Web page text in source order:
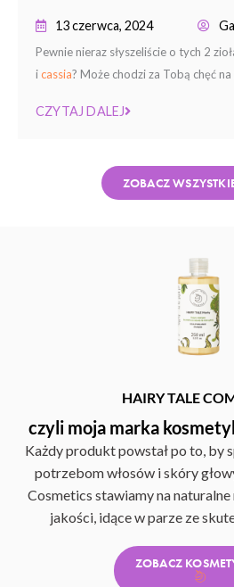
13 czerwca, 2024
Pewnie nieraz słyszeliście o tych 2
icassia? Może chodzi za Tobą chęć
CZYTAJ DALEJ
ZOBACZ
HAIRY TALE
czyli moja marka
Każdy produkt powstał po to, by
potrzebom włosów i skóry
Cosmetics stawiamy na
jakości, idące w parze ze
ZOBACZ